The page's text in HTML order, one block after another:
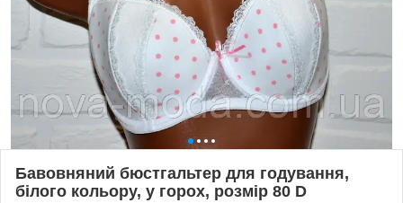
Бавовняний бюстгальтер для годування,
білого кольору, у горох, розмір 80 D